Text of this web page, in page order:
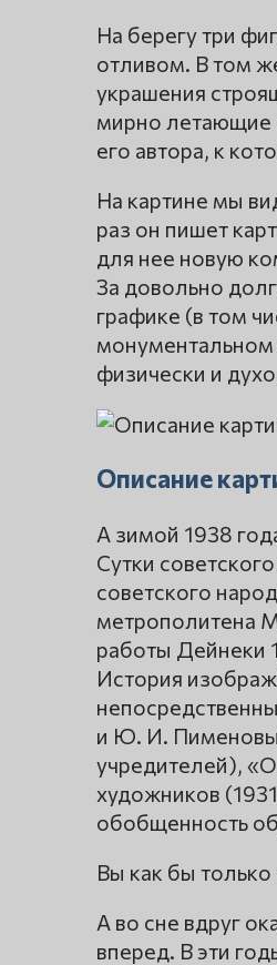
На берегу три
отливом. В том
украшения
мирно летающие
его автора, к
На картине мы
раз он пишет
для нее новую
За довольно
графике (в том
монументальном
физически и
Описание
А зимой 1938
Сутки
советского
метрополитена
работы Дейнеки
История
и Ю. И.
учредителей),
художников
обобщенность
Вы как бы
А во сне вдруг
вперед. В эти